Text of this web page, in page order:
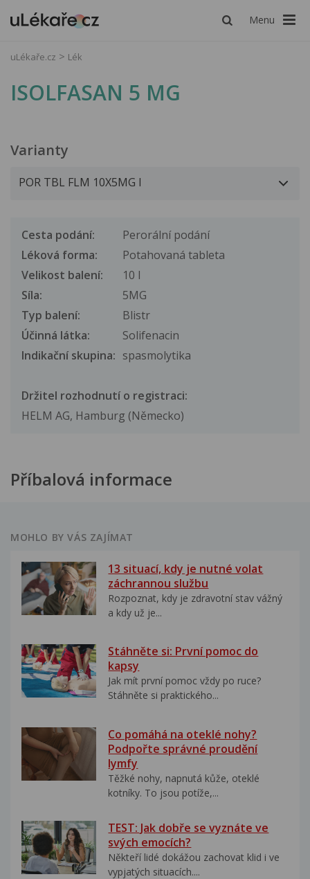
Menu
uLékaře.cz Lék
ISOLFASAN 5 MG
Varianty
Cesta podání:
Perorální podání
Léková forma:
Potahovaná tableta
Velikost balení:
10 I
Síla:
5MG
Typ balení:
Blistr
Účinná látka:
Solifenacin
Indikační skupina: spasmolytika
Držitel rozhodnutí o registraci:
HELM AG, Hamburg (Německo)
Příbalová informace
MOHLO BY VÁS ZAJÍMAT
13 situací, kdy je nutné volat
záchrannou službu
Rozpoznat, kdy je zdravotní stav vážný
a kdy už je...
Stáhněte si: První pomoc do
kapsy
Jak mít první pomoc vždy po ruce?
Stáhněte si praktického...
Co pomáhá na oteklé nohy?
Podpořte správné proudění
lymfy
Těžké nohy, napnutá kůže, oteklé
kotníky. To jsou potíže,...
TEST: Jak dobře se vyznáte ve
svých emocích?
Někteří lidé dokážou zachovat klid i ve
vypjatých situacích....